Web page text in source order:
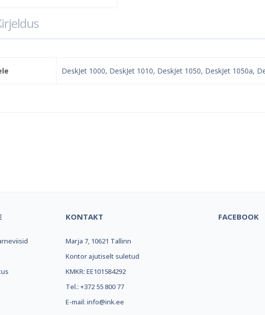
DeskJet 1000, DeskJet 1010, DeskJet 1050, DeskJet 1050a,
KONTAKT
Marja 7, 10621 Tallinn
Kontor ajutiselt suletud
KMKR: EE101584292
Tel.: +372 55 800 77
E-mail: info@ink.ee
FACEBOOK